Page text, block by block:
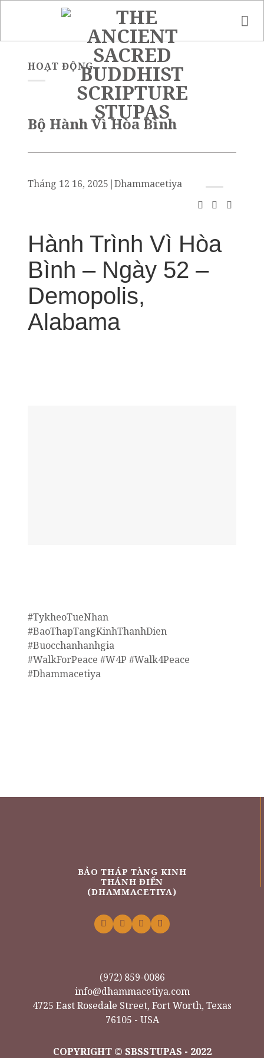
HOẠT ĐỘNG
Bộ Hành Vì Hòa Bình
Tháng 12 16, 2025 |Dhammacetiya
Hành Trình Vì Hòa
Bình – Ngày 52 –
Demopolis,
Alabama
#TykheoTueNhan
#BaoThapTangKinhThanhDien
#Buocchanhanhgia
#WalkForPeace #W4P #Walk4Peace
#Dhammacetiya
BẢO THÁP TÀNG KINH
THÁNH ĐIỂN
(DHAMMACETIYA)
(972) 859-0086
info@dhammacetiya.com
4725 East Rosedale Street, Fort Worth, Texas
76105 - USA
COPYRIGHT © SBSSTUPAS - 2022